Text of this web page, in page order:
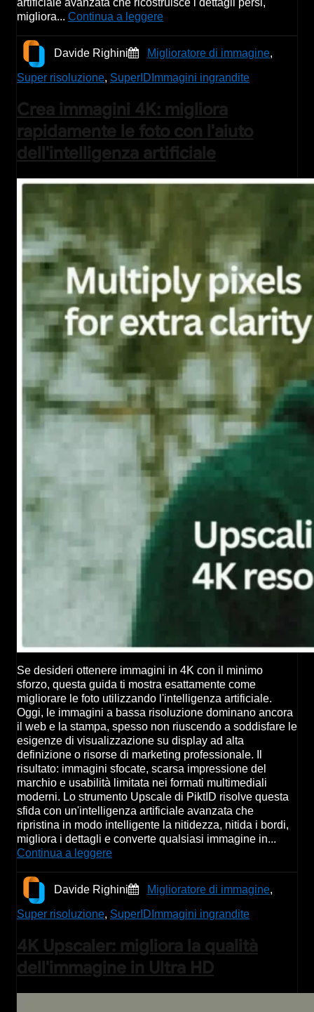
artificiale avanzata che ricostruisce i dettagli persi,
migliora... Continua a leggere
Davide Righini Miglioratore di immagine,
Super risoluzione, SuperID Immagini ingrandite
Crea immagini 4K: migliora
rapidamente le foto con l'aiuto
dell'intelligenza artificiale
Se desideri ottenere immagini in 4K con il minimo
sforzo, questa guida ti mostra esattamente come
migliorare le foto utilizzando l'intelligenza artificiale.
Oggi, le immagini a bassa risoluzione dominano ancora
il web e la stampa, spesso non riuscendo a soddisfare le
esigenze di visualizzazione su display ad alta
definizione o risorse di marketing professionale. Il
risultato: immagini sfocate, scarsa impressione del
marchio e usabilità limitata nei formati multimediali
moderni. Lo strumento Upscale di PiktID risolve questa
sfida con un'intelligenza artificiale avanzata che
ripristina in modo intelligente la nitidezza, nitida i bordi,
migliora i dettagli e converte qualsiasi immagine in...
Continua a leggere
Davide Righini Miglioratore di immagine,
Super risoluzione, SuperID Immagini ingrandite
4K Upscaler: migliora la qualità
dell'immagine in Ultra HD